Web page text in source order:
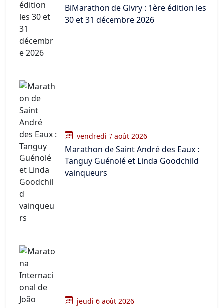
BiMarathon de Givry : 1ère édition les
30 et 31 décembre 2026
vendredi 7 août 2026
Marathon de Saint André des Eaux :
Tanguy Guénolé et Linda Goodchild
vainqueurs
jeudi 6 août 2026